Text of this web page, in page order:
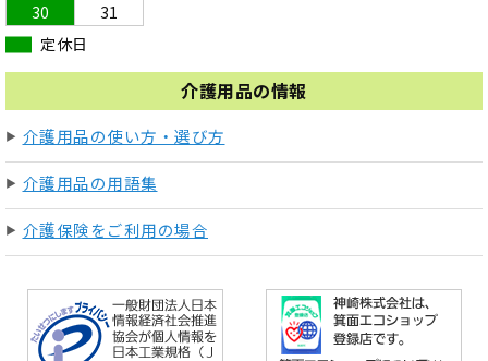
30
31
定休日
介護用品の情報
介護用品の使い方・選び方
介護用品の用語集
介護保険をご利用の場合